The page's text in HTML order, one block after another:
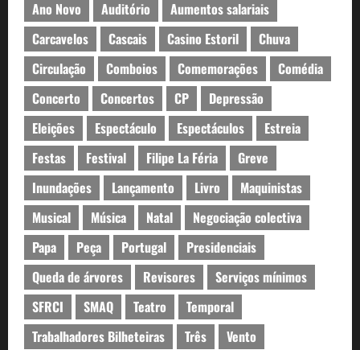
Ano Novo Auditório
Aumentos salariais
Carcavelos
Cascais Casino Estoril
Chuva
Circulação
Comboios Comemorações
Comédia
Concerto
Concertos CP
Depressão
Eleições
Espectáculo Espectáculos
Estreia
Festas
Festival Filipe La Féria
Greve
Inundações
Lançamento Livro
Maquinistas
Musical
Música Natal
Negociação colectiva
Papa
Peça Portugal
Presidenciais
Queda de árvores
Revisores
Serviços mínimos
SFRCI
SMAQ Teatro
Temporal
Trabalhadores Bilheteiras
Três Vento